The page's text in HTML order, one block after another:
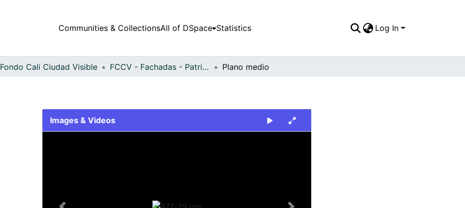
Communities & CollectionsAll of DSpace Statistics Log In
Fondo Cali Ciudad Visible FCCV - Fachadas - Patrimonial Plano medio
Images & Videos